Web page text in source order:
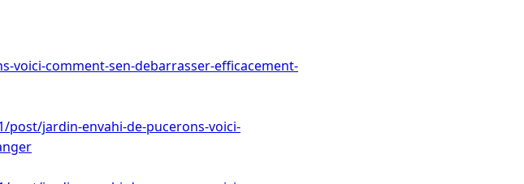
voici-comment-sen-debarrasser-efficacement-
jardin-envahi-de-pucerons-voici-